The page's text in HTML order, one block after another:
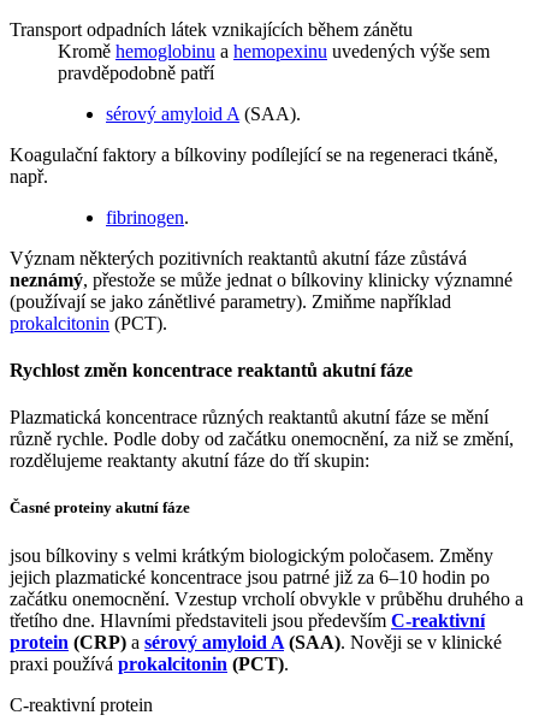
Transport odpadních látek vznikajících během zánětu
Kromě hemoglobinu a hemopexinu uvedených výše sem
pravděpodobně patří
sérový amyloid A (SAA).
Koagulační faktory a bílkoviny podílející se na regeneraci tkáně,
např.
fibrinogen.
Význam některých pozitivních reaktantů akutní fáze zůstává
neznámý, přestože se může jednat o bílkoviny klinicky významné
(používají se jako zánětlivé parametry). Zmiňme například
prokalcitonin (PCT).
Rychlost změn koncentrace reaktantů akutní fáze
Plazmatická koncentrace různých reaktantů akutní fáze se mění
různě rychle. Podle doby od začátku onemocnění, za niž se změní,
rozdělujeme reaktanty akutní fáze do tří skupin:
Časné proteiny akutní fáze
jsou bílkoviny s velmi krátkým biologickým poločasem. Změny
jejich plazmatické koncentrace jsou patrné již za 6–10 hodin po
začátku onemocnění. Vzestup vrcholí obvykle v průběhu druhého a
třetího dne. Hlavními představiteli jsou především C-reaktivní
protein (CRP) a sérový amyloid A (SAA). Nověji se v klinické
praxi používá prokalcitonin (PCT).
C-reaktivní protein